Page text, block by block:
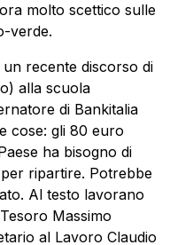
molto scettico sulle
verde.
recente discorso di
alla scuola
di Bankitalia
cose: gli 80 euro
ha bisogno di
ripartire. Potrebbe
Al testo lavorano
Massimo
al Lavoro Claudio